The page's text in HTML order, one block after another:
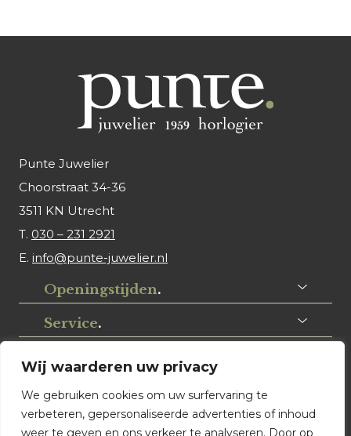
Wij waarderen uw privacy
We gebruiken cookies om uw surfervaring te
verbeteren, gepersonaliseerde advertenties of inhoud
weer te geven en ons verkeer te analyseren. Door op
Punte Juwelier
Choorstraat 34-36
3511 KN Utrecht
T. 030 – 231 2921
E. info@punte-juwelier.nl
Openingstijden.
Service.
Volg ons